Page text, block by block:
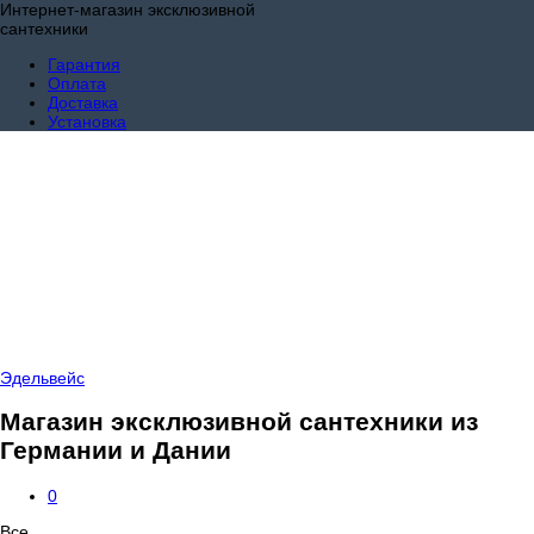
Интернет-магазин эксклюзивной
сантехники
Гарантия
Оплата
Доставка
Установка
Эдельвейс
Магазин эксклюзивной сантехники из
Германии и Дании
0